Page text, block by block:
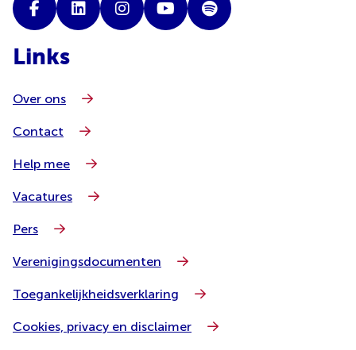
Links
Over ons
Contact
Help mee
Vacatures
Pers
Verenigingsdocumenten
Toegankelijkheidsverklaring
Cookies, privacy en disclaimer